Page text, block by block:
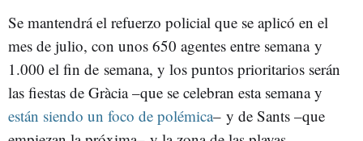
Se mantendrá el refuerzo policial que se aplicó en el
mes de julio, con unos 650 agentes entre semana y
1.000 el fin de semana, y los puntos prioritarios serán
las fiestas de Gràcia –que se celebran esta semana y
están siendo un foco de polémica– y de Sants –que